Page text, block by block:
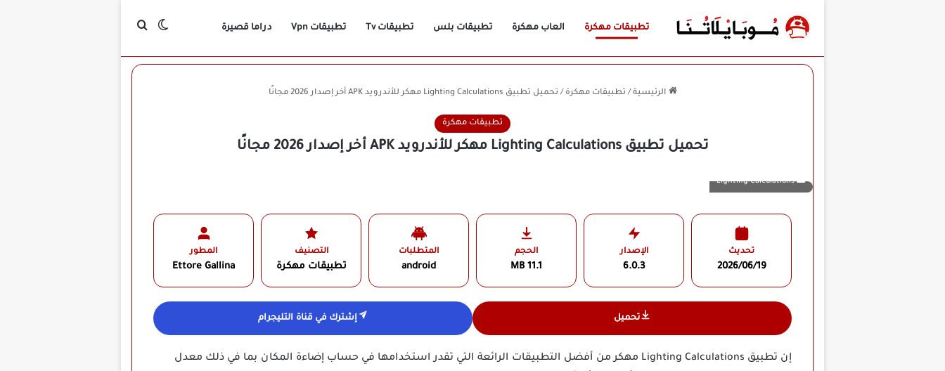
تطبيقات مهكرة العاب مهكرة تطبيقات بلس تطبيقات Tv تطبيقات Vpn دراما قصيرة الوضع المظلم
بحث عن
الرئيسية / تطبيقات مهكرة / تحميل تطبيق Lighting Calculations مهكر للأندرويد APK أخر إصدار 2026 مجانًا
تطبيقات مهكرة
تحميل تطبيق Lighting Calculations مهكر للأندرويد APK أخر إصدار 2026 مجانًا
Lighting Calculations
تحديث
2026/06/19
الإصدار
6.0.3
الحجم
11.1 MB
المتطلبات
android
التصنيف
تطبيقات مهكرة
المطور
Ettore Gallina
تحميل إشترك في قناة التليجرام
إن تطبيق Lighting Calculations مهكر من أفضل التطبيقات الرائعة التي تقدر استخدامها في حساب إضاءة المكان بما في ذلك معدل